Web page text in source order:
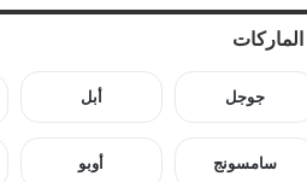
الماركات
جوجل أبل
سامسونج أوبو